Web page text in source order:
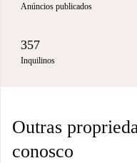
Anúncios publicados
357
Inquilinos
Outras
conosco